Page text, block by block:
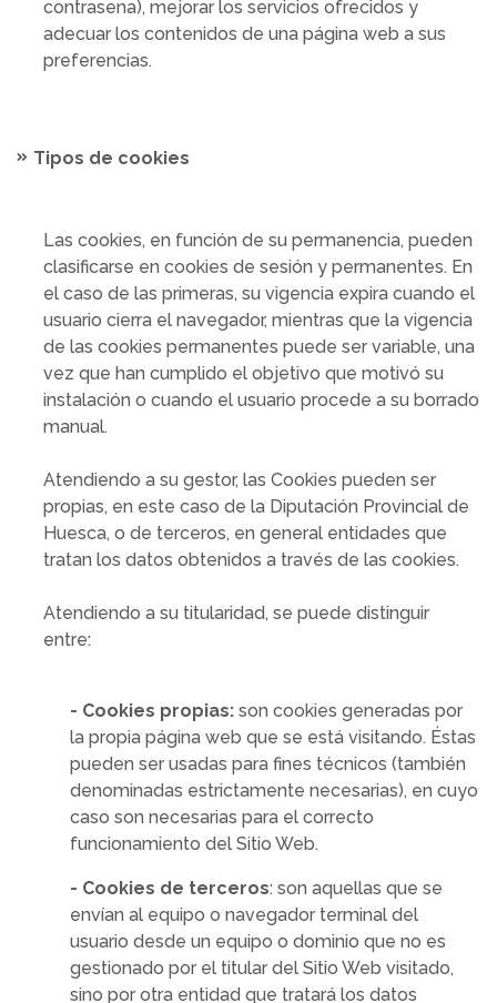
contrasena), mejorar los servicios ofrecidos y
adecuar los contenidos de una página web a sus
preferencias.
Tipos de cookies
Las cookies, en función de su permanencia, pueden
clasificarse en cookies de sesión y permanentes. En
el caso de las primeras, su vigencia expira cuando el
usuario cierra el navegador, mientras que la vigencia
de las cookies permanentes puede ser variable, una
vez que han cumplido el objetivo que motivó su
instalación o cuando el usuario procede a su borrado
manual.
Atendiendo a su gestor, las Cookies pueden ser
propias, en este caso de la Diputación Provincial de
Huesca, o de terceros, en general entidades que
tratan los datos obtenidos a través de las cookies.
Atendiendo a su titularidad, se puede distinguir
entre:
- Cookies propias: son cookies generadas por
la propia página web que se está visitando. Éstas
pueden ser usadas para fines técnicos (también
denominadas estrictamente necesarias), en cuyo
caso son necesarias para el correcto
funcionamiento del Sitio Web.
- Cookies de terceros: son aquellas que se
envían al equipo o navegador terminal del
usuario desde un equipo o dominio que no es
gestionado por el titular del Sitio Web visitado,
sino por otra entidad que tratará los datos